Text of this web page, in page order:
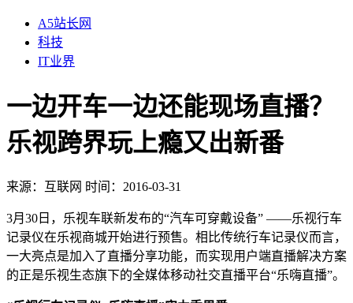
A5站长网
科技
IT业界
一边开车一边还能现场直播？
乐视跨界玩上瘾又出新番
来源： 互联网 时间：2016-03-31
3月30日，乐视车联新发布的“汽车可穿戴设备” ——乐视行车
记录仪在乐视商城开始进行预售。相比传统行车记录仪而言，
一大亮点是加入了直播分享功能，而实现用户端直播解决方案
的正是乐视生态旗下的全媒体移动社交直播平台“乐嗨直播”。